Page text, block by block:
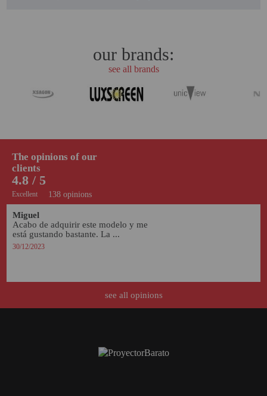
our brands:
see all brands
138 opinions
4.8 / 5
Excellent
The opinions of our
clients
Miguel
Acabo de adquirir este modelo y me
está gustando bastante. La ...
30/12/2023
see all opinions